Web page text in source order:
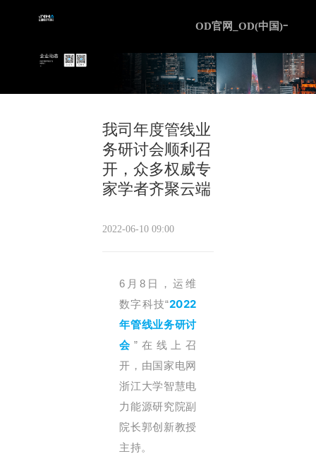
OD官网
OD官网_OD(中国)一站
我司年度管线业
务研讨会顺利召
开，众多权威专
家学者齐聚云端
2022-06-10 09:00
6月8日，运维
数字科技“2022
年管线业务研讨
会 ”在线上召
开，由国家电网
浙江大学智慧电
力能源研究院副
院长郭创新教授
主持。